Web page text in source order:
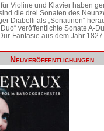
Violine und Klavier haben
die drei Sonaten des
Diabelli als „Sonatinen“
veröffentlichte Sonate A-
Fantasie aus dem Jahr 1827.
Neuveröffentlichungen